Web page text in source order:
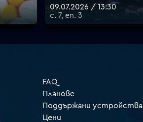
09.07.2026 / 13:30
с. 7, еп. 3
FAQ
Планове
Поддържани устройства
Цени